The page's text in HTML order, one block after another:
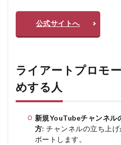
公式サイトへ
ライアートプロモ
めする人
新規YouTubeチャンネル
方: チャンネルの立ち上
ポートします。